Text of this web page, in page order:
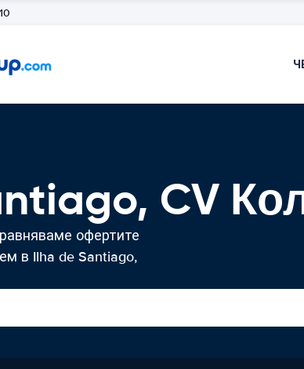
CV
офертите
в Ilha de Santiago,